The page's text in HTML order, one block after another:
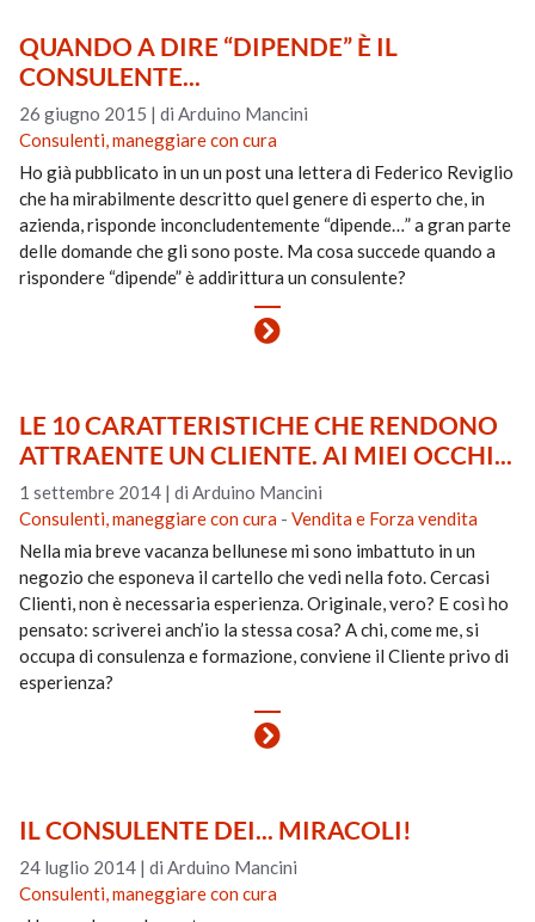
QUANDO A DIRE “DIPENDE” È IL
CONSULENTE...
26 giugno 2015 |di Arduino Mancini
Consulenti, maneggiare con cura
Ho già pubblicato in un un post una lettera di Federico Reviglio
che ha mirabilmente descritto quel genere di esperto che, in
azienda, risponde inconcludentemente “dipende…” a gran parte
delle domande che gli sono poste. Ma cosa succede quando a
rispondere “dipende” è addirittura un consulente?
LE 10 CARATTERISTICHE CHE RENDONO
ATTRAENTE UN CLIENTE. AI MIEI OCCHI...
1 settembre 2014 |di Arduino Mancini
Consulenti, maneggiare con cura -Vendita e Forza vendita
Nella mia breve vacanza bellunese mi sono imbattuto in un
negozio che esponeva il cartello che vedi nella foto. Cercasi
Clienti, non è necessaria esperienza. Originale, vero? E così ho
pensato: scriverei anch’io la stessa cosa? A chi, come me, si
occupa di consulenza e formazione, conviene il Cliente privo di
esperienza?
IL CONSULENTE DEI... MIRACOLI!
24 luglio 2014 |di Arduino Mancini
Consulenti, maneggiare con cura